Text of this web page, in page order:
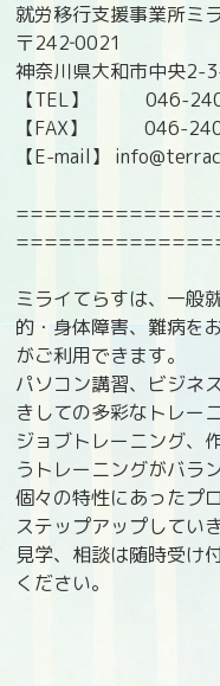
就労移行支援事業所ミ
〒242‐0021
神奈川県大和市中央2-
【TEL】 046-
【FAX】 046-
【E-mail】
ミライてらすは、一般
的・身体障害、難病を
がご利用できます。
パソコン講習、ビジネ
きしての多彩なトレー
ジョブトレーニング、
うトレーニングがバラ
個々の特性にあったプ
ステップアップしてい
見学、相談は随時受け
ください。